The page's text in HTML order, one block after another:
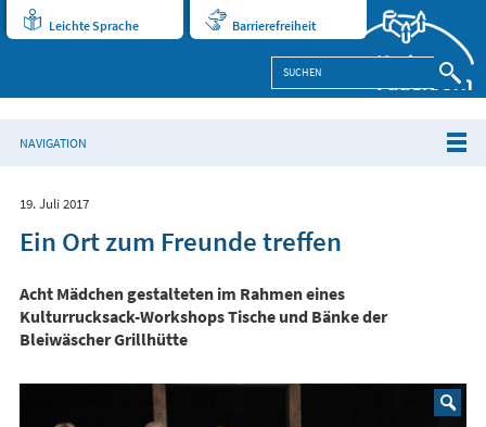
Leichte Sprache Barrierefreiheit
NAVIGATION
19. Juli 2017
Ein Ort zum Freunde treffen
Acht Mädchen gestalteten im Rahmen eines
Kulturrucksack-Workshops Tische und Bänke der
Bleiwäscher Grillhütte